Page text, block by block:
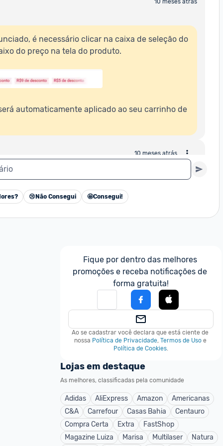
10 meses atrás
é necessário clicar na caixa de seleção do
do preço na tela do produto.
10 meses atrás
😢 Não Consegui 🤩Consegui!
Fique por dentro das melhores
promoções e receba notificações de
forma gratuita!
Ao se cadastrar você declara que está ciente de
nossa Política de Privacidade, Termos de Uso e
Política de Cookies.
Lojas em destaque
As melhores, classificadas pela comunidade
Adidas AliExpress Amazon
Americanas
C&A
Carrefour Casas Bahia
Centauro
Compra Certa
Extra
FastShop
Magazine Luiza
Marisa Multilaser
Natura